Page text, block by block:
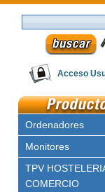
Email
Clave
Acceso
Ordenadores
Monitores
TPV
COMERCIO